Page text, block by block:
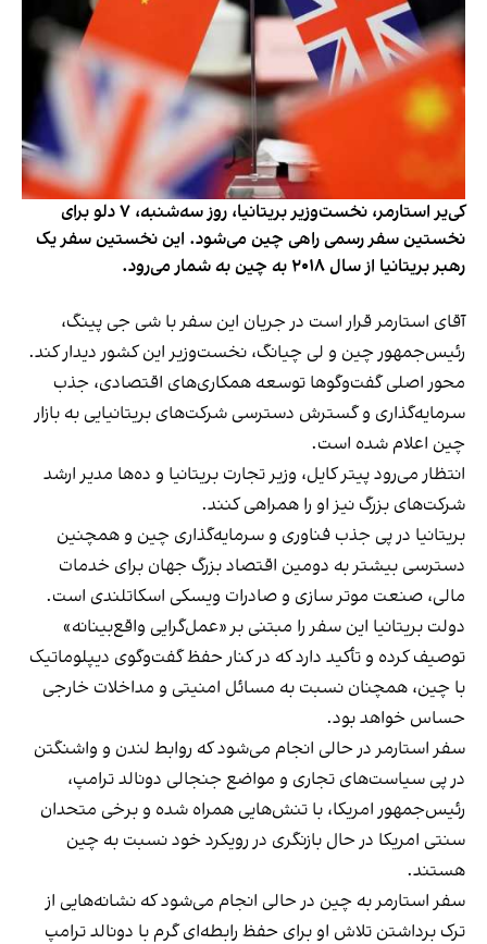
کی‌یر استارمر، نخست‌وزیر بریتانیا، روز سه‌شنبه، ۷ دلو برای
نخستین سفر رسمی راهی چین می‌شود. این نخستین سفر یک
رهبر بریتانیا از سال ۲۰۱۸ به چین به شمار می‌رود.
آقای استارمر قرار است در جریان این سفر با شی جی پینگ،
رئیس‌جمهور چین و لی چیانگ، نخست‌وزیر این کشور دیدار کند.
محور اصلی گفت‌وگوها توسعه همکاری‌های اقتصادی، جذب
سرمایه‌گذاری و گسترش دسترسی شرکت‌های بریتانیایی به بازار
چین اعلام شده است.
انتظار می‌رود پیتر کایل، وزیر تجارت بریتانیا و ده‌ها مدیر ارشد
شرکت‌های بزرگ نیز او را همراهی کنند.
بریتانیا در پی جذب فناوری و سرمایه‌گذاری چین و همچنین
دسترسی بیشتر به دومین اقتصاد بزرگ جهان برای خدمات
مالی، صنعت موتر سازی و صادرات ویسکی اسکاتلندی است.
دولت بریتانیا این سفر را مبتنی بر «عمل‌گرایی واقع‌بینانه»
توصیف کرده و تأکید دارد که در کنار حفظ گفت‌وگوی دیپلوماتیک
با چین، همچنان نسبت به مسائل امنیتی و مداخلات خارجی
حساس خواهد بود.
سفر استارمر در حالی انجام می‌شود که روابط لندن و واشنگتن
در پی سیاست‌های تجاری و مواضع جنجالی دونالد ترامپ،
رئیس‌جمهور امریکا، با تنش‌هایی همراه شده و برخی متحدان
سنتی امریکا در حال بازنگری در رویکرد خود نسبت به چین
هستند.
سفر استارمر به چین در حالی انجام می‌شود که نشانه‌هایی از
ترک برداشتن تلاش او برای حفظ رابطه‌ای گرم با دونالد ترامپ